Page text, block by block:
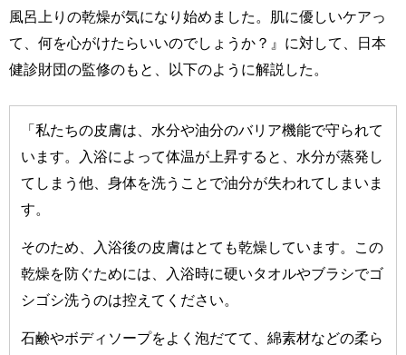
風呂上りの乾燥が気になり始めました。肌に優しいケアっ
て、何を心がけたらいいのでしょうか？』に対して、日本
健診財団の監修のもと、以下のように解説した。
「私たちの皮膚は、水分や油分のバリア機能で守られて
います。入浴によって体温が上昇すると、水分が蒸発し
てしまう他、身体を洗うことで油分が失われてしまいま
す。
そのため、入浴後の皮膚はとても乾燥しています。この
乾燥を防ぐためには、入浴時に硬いタオルやブラシでゴ
シゴシ洗うのは控えてください。
石鹸やボディソープをよく泡だてて、綿素材などの柔ら